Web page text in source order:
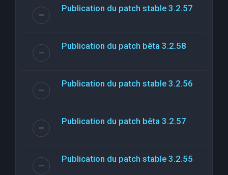
Publication du patch stable 3.2.57
Publication du patch bêta 3.2.58
Publication du patch stable 3.2.56
Publication du patch bêta 3.2.57
Publication du patch stable 3.2.55